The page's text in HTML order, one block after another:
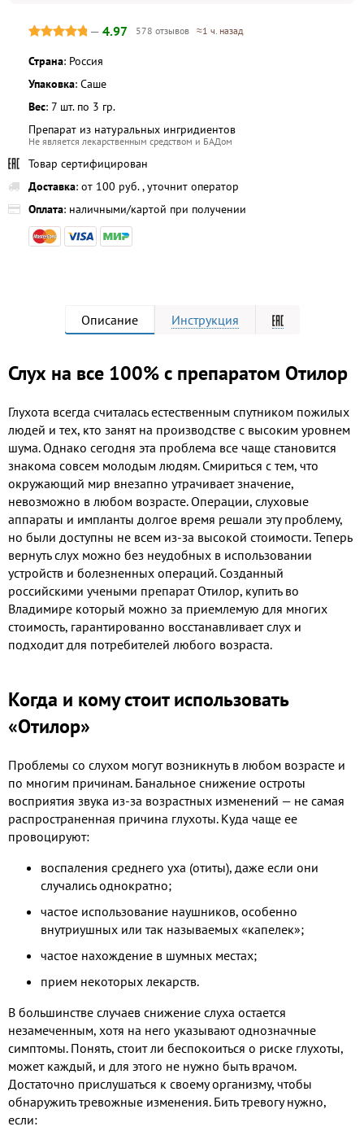
— 4.97 578 отзывов ≈1 ч. назад
Страна: Россия
Упаковка: Саше
Вес: 7 шт. по 3 гр.
Препарат из натуральных ингридиентов
Не является лекарственным средством и БАДом
Товар сертифицирован
Доставка: от 100 руб. , уточнит оператор
Оплата: наличными/картой при получении
Описание Инструкция
Слух на все 100% с препаратом Отилор
Глухота всегда считалась естественным спутником пожилых
людей и тех, кто занят на производстве с высоким уровнем
шума. Однако сегодня эта проблема все чаще становится
знакома совсем молодым людям. Смириться с тем, что
окружающий мир внезапно утрачивает значение,
невозможно в любом возрасте. Операции, слуховые
аппараты и импланты долгое время решали эту проблему,
но были доступны не всем из-за высокой стоимости. Теперь
вернуть слух можно без неудобных в использовании
устройств и болезненных операций. Созданный
российскими учеными препарат Отилор, купить во
Владимире который можно за приемлемую для многих
стоимость, гарантированно восстанавливает слух и
подходит для потребителей любого возраста.
Когда и кому стоит использовать
«Отилор»
Проблемы со слухом могут возникнуть в любом возрасте и
по многим причинам. Банальное снижение остроты
восприятия звука из-за возрастных изменений — не самая
распространенная причина глухоты. Куда чаще ее
провоцируют:
воспаления среднего уха (отиты), даже если они
случались однократно;
частое использование наушников, особенно
внутриушных или так называемых «капелек»;
частое нахождение в шумных местах;
прием некоторых лекарств.
В большинстве случаев снижение слуха остается
незамеченным, хотя на него указывают однозначные
симптомы. Понять, стоит ли беспокоиться о риске глухоты,
может каждый, и для этого не нужно быть врачом.
Достаточно прислушаться к своему организму, чтобы
обнаружить тревожные изменения. Бить тревогу нужно,
если: